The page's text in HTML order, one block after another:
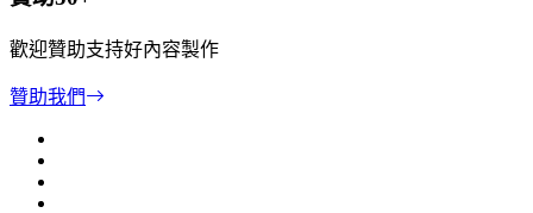
歡迎贊助支持好內容製作
贊助我們